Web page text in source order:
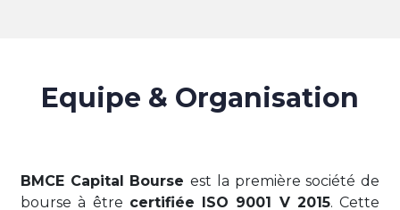
Equipe & Organisation
BMCE Capital Bourseest la première société de
bourse à être certifiée ISO 9001 V 2015. Cette